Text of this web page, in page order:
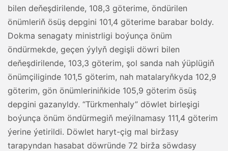
bilen deňeşdirilende, 108,3 göterime, öndürilen
önümleriň ösüş depgini 101,4 göterime barabar boldy.
Dokma senagaty ministrligi boýunça önüm
öndürmekde, geçen ýylyň degişli döwri bilen
deňeşdirilende, 103,3 göterim, şol sanda nah ýüplügiň
önümçiliginde 101,5 göterim, nah matalaryňkyda 102,9
göterim, gön önümleriniňkide 105,9 göterim ösüş
depgini gazanyldy. “Türkmenhaly” döwlet birleşigi
boýunça önüm öndürmegiň meýilnamasy 111,4 göterim
ýerine ýetirildi. Döwlet haryt-çig mal biržasy
tarapyndan hasabat döwründe 72 birža söwdasy